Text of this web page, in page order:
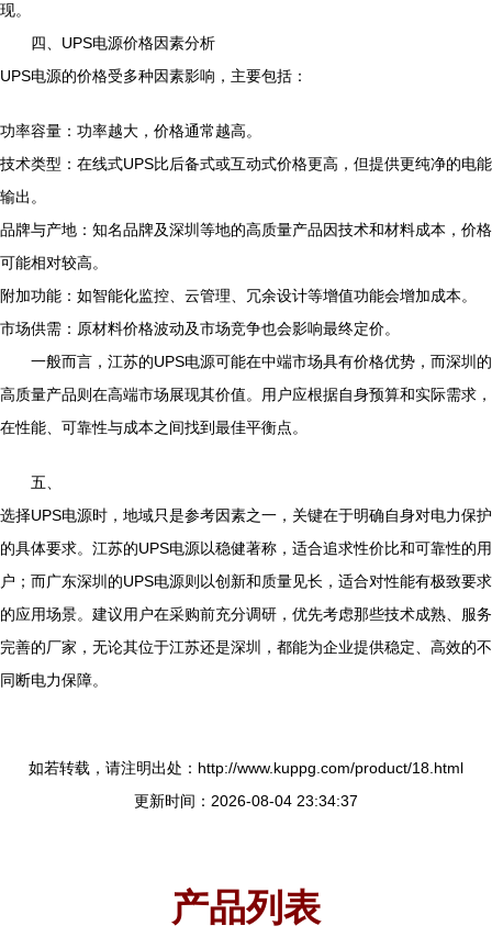
现。
四、UPS电源价格因素分析
UPS电源的价格受多种因素影响，主要包括：
功率容量：功率越大，价格通常越高。
技术类型：在线式UPS比后备式或互动式价格更高，但提供更纯净的电能
输出。
品牌与产地：知名品牌及深圳等地的高质量产品因技术和材料成本，价格
可能相对较高。
附加功能：如智能化监控、云管理、冗余设计等增值功能会增加成本。
市场供需：原材料价格波动及市场竞争也会影响最终定价。
一般而言，江苏的UPS电源可能在中端市场具有价格优势，而深圳的
高质量产品则在高端市场展现其价值。用户应根据自身预算和实际需求，
在性能、可靠性与成本之间找到最佳平衡点。
五、
选择UPS电源时，地域只是参考因素之一，关键在于明确自身对电力保护
的具体要求。江苏的UPS电源以稳健著称，适合追求性价比和可靠性的用
户；而广东深圳的UPS电源则以创新和质量见长，适合对性能有极致要求
的应用场景。建议用户在采购前充分调研，优先考虑那些技术成熟、服务
完善的厂家，无论其位于江苏还是深圳，都能为企业提供稳定、高效的不
同断电力保障。
如若转载，请注明出处：http://www.kuppg.com/product/18.html
更新时间：2026-08-04 23:34:37
产品列表